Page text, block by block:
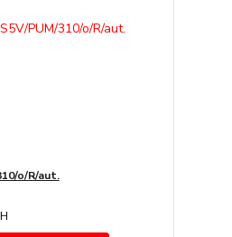
o/R/aut.